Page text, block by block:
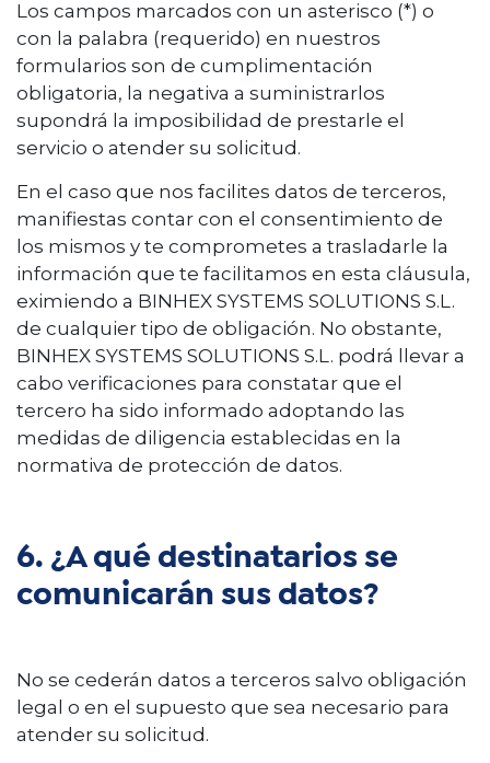
Los campos marcados con un asterisco (*) o
con la palabra (requerido) en nuestros
formularios son de cumplimentación
obligatoria, la negativa a suministrarlos
supondrá la imposibilidad de prestarle el
servicio o atender su solicitud.
En el caso que nos facilites datos de terceros,
manifiestas contar con el consentimiento de
los mismos y te comprometes a trasladarle la
información que te facilitamos en esta cláusula,
eximiendo a BINHEX SYSTEMS SOLUTIONS S.L.
de cualquier tipo de obligación. No obstante,
BINHEX SYSTEMS SOLUTIONS S.L. podrá llevar a
cabo verificaciones para constatar que el
tercero ha sido informado adoptando las
medidas de diligencia establecidas en la
normativa de protección de datos.
6. ¿A qué destinatarios se
comunicarán sus datos?
No se cederán datos a terceros salvo obligación
legal o en el supuesto que sea necesario para
atender su solicitud.